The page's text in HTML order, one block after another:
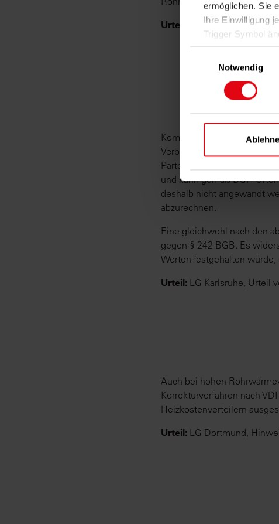
ermöglichen. Sie
Ihre Einwilligung
Trigger Symbol
Wenn Sie es
genau sein
identifizieren
Erfahren Sie
Damit Sie unsere
Cookies
finden Sie in
Notwendig
Urteil:
BGH vom
Kommt es in einem durch
Verbrauchswärmeanteil
Parterrewohnung 1047
und kann gemäß BGH
deshalb nicht angewandt
abzurechnen.
Eine gleichwohl nach den
gegen § 242 BGB. Es
Werten festgehalten
Urteil: LG Karlsruhe, Urteil
Auch bei hohen
Korrekturverfahren nach
Heizkostenverteilern
Urteil: LG Dortmund,